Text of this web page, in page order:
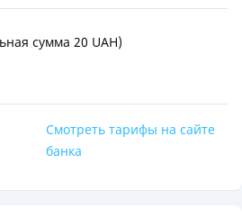
сумма 20 UAH)
Смотреть тарифы на сайте
банка